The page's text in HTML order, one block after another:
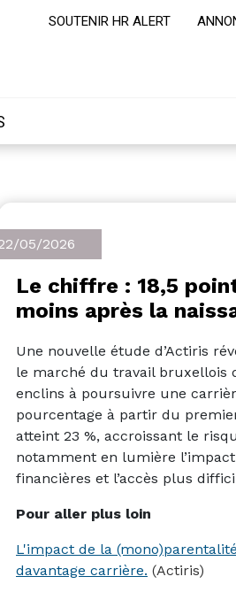
SOUTENIR HR ALERT
05/2026
Le chiffre : 18,5
moins après la
Une nouvelle étude d’Actiris
le marché du travail bruxellois
enclins à poursuivre une
pourcentage à partir du
atteint 23 %, accroissant le
notamment en lumière
financières et l’accès plus
Pour aller plus loin
L'impact de la
davantage carrière. (Actiris)